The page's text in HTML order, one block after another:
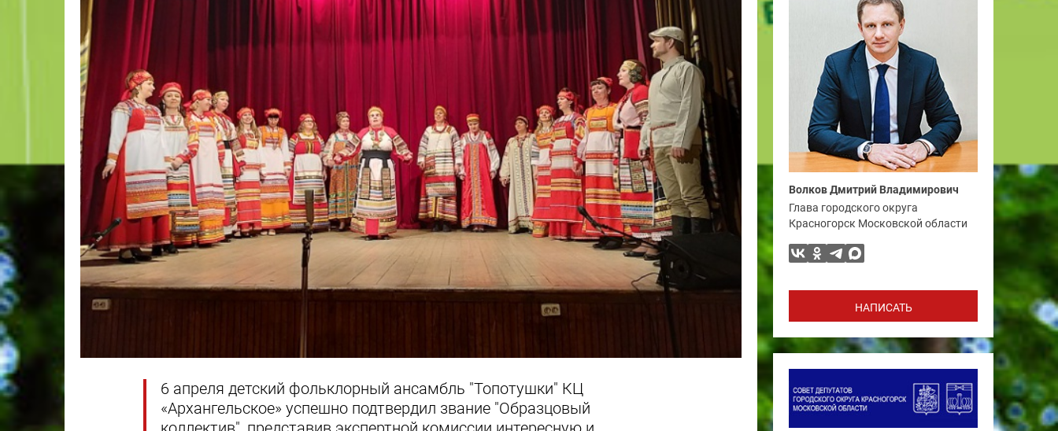
6 апреля детский фольклорный ансамбль "Топотушки" КЦ
«Архангельское» успешно подтвердил звание "Образцовый
Волков Дмитрий Владимирович
Глава городского округа
Красногорск Московской области
НАПИСАТЬ